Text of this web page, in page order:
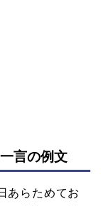
言の例文
あらためてお